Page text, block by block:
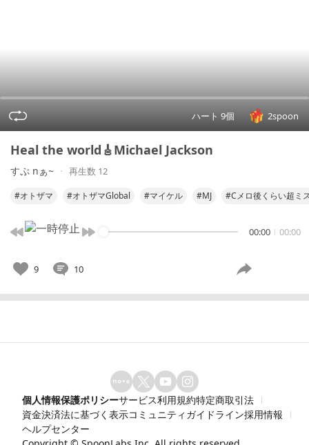
ハート 9個 2spoon
Heal the world🎸Michael Jackson
すぷ nぁ~ 再生数 12
#オトザマ #オトザマGlobal #マイケル #MJ #Cメロ後くらい超ミ
00:00 00:00
9 10
個人情報保護ポリシーサービス利用規約特定商取引法
資金決済法に基づく表示コミュニティガイドライン採用情報
ヘルプセンター